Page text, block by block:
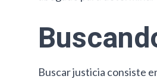
Buscar justicia consiste